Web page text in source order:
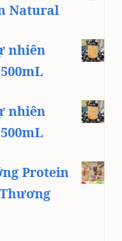
Natural
nhiên
nhiên
Protein